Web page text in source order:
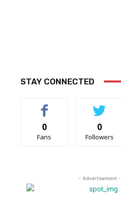
STAY CONNECTED
0
Fans
0
Followers
- Advertisement -